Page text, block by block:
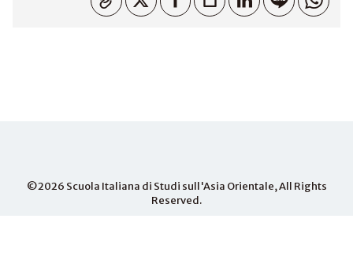
©2026 Scuola Italiana di Studi sull'Asia Orientale, All Rights
Reserved.